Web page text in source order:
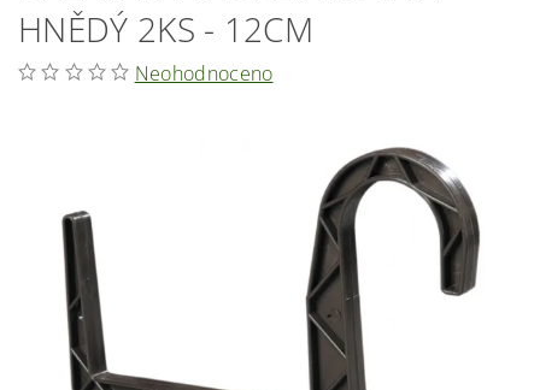
HNĚDÝ 2KS - 12CM
Neohodnoceno